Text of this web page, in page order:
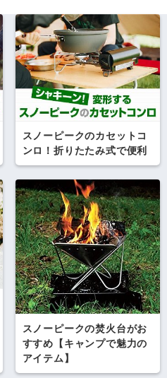
スノーピークのカセットコ
ンロ！折りたたみ式で便利
スノーピークの焚火台がお
すすめ【キャンプで魅力の
アイテム】